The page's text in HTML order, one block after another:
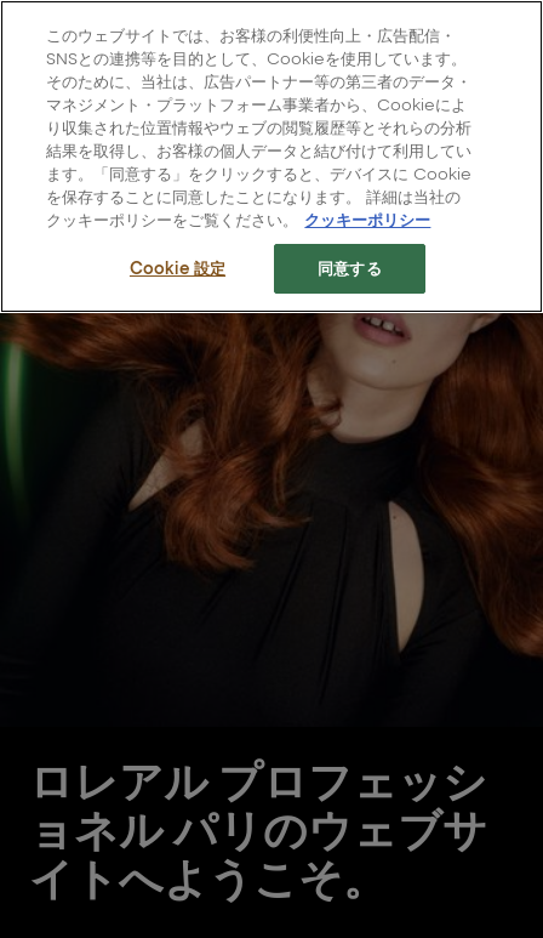
L'Oréal Professionnel Paris
Site Menu
ホーム > 国・地域の選択
ロレアル プロフェッシ
ョネル パリのウェブサ
イトへようこそ。
このウェブサイトでは、お客様の利便性向上・広告配信・
SNSとの連携等を目的として、Cookieを使用しています。
そのために、当社は、広告パートナー等の第三者のデータ・
マネジメント・プラットフォーム事業者から、Cookieによ
り収集された位置情報やウェブの閲覧履歴等とそれらの分析
結果を取得し、お客様の個人データと結び付けて利用してい
ます。「同意する」をクリックすると、デバイスに Cookie
を保存することに同意したことになります。 詳細は当社の
クッキーポリシーをご覧ください。
クッキーポリシー
Cookie 設定 同意する